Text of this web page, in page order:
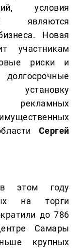
условия
являются
Новая
участникам
риски и
рекламных
Сергей
этом году
на торги
до 786
Самары
крупных